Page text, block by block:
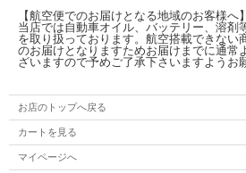
【航空便でのお届けとなる地域のお客様へ】
当店では自動車オイル、バッテリー、溶剤
を取り扱っております。航空搭載できない
のお届けとなりますためお届けまでに通常
ざいますので予めご了承下さいますようお
お店のトップへ戻る
カートを見る
マイページへ